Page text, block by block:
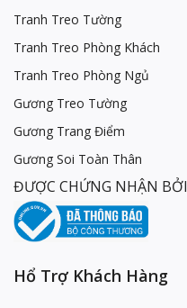
Tranh Treo Tường
Tranh Treo Phòng Khách
Tranh Treo Phòng Ngủ
Gương Treo Tường
Gương Trang Điểm
Gương Soi Toàn Thân
ĐƯỢC CHỨNG NHẬN BỞI
Hổ Trợ Khách Hàng